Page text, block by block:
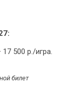
500 р./игра.
билет